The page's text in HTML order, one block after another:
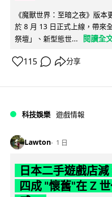
《魔獸世界：至暗之夜》版
於 8 月 13 日正式上線，帶來
祭壇」、新型態世...
閱讀全
115 分享
科技娛樂 遊戲情報
Lawton 1 日
日本二手遊戲店
四成 "懷舊"在 Z